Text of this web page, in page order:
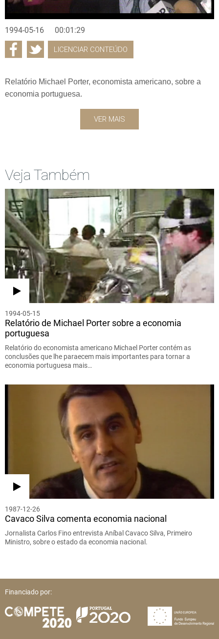
1994-05-16 00:01:29
LICENCIAR CONTEÚDO
Relatório Michael Porter, economista americano, sobre a
economia portuguesa.
VER MAIS
Veja Também
1994-05-15
Relatório de Michael Porter sobre a economia
portuguesa
Relatório do economista americano Michael Porter contém as
conclusões que lhe paraecem mais importantes para tornar a
economia portuguesa mais…
1987-12-26
Cavaco Silva comenta economia nacional
Jornalista Carlos Fino entrevista Aníbal Cavaco Silva, Primeiro
Ministro, sobre o estado da economia nacional.
Financiado por: